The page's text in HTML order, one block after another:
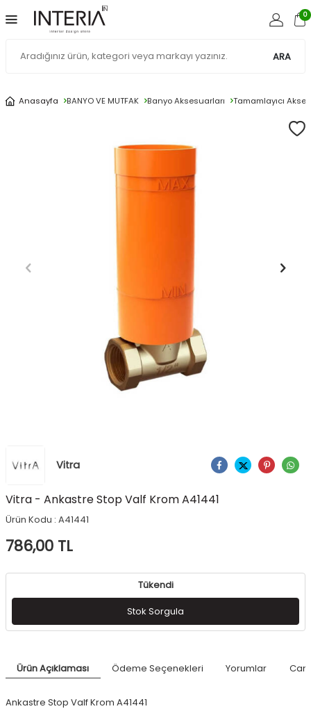
ARA
0
Anasayfa BANYO VE MUTFAK Banyo Aksesuarları Tamamlayıcı
Vitra Ürünü Paylaş
Vitra - Ankastre Stop Valf Krom A41441
Ürün Kodu : A41441
786,00 TL
Tükendi
Stok Sorgula
Ürün Açıklaması Ödeme Seçenekleri Yorumlar
Ankastre Stop Valf Krom A41441